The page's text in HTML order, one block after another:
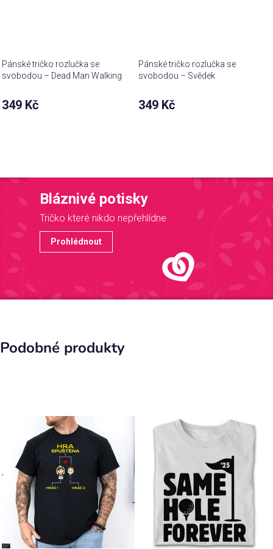
Pánské tričko rozlučka se
svobodou – Dead Man Walking
349 Kč
Pánské tričko rozlučka se
svobodou – Svědek
349 Kč
Bláznivé potisky
Tričko které nikdo nepřehlídne
Prohlédnout
Podobné produkty